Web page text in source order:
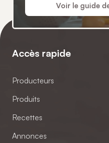
Voir le guide
Accès rapide
Producteurs
Produits
Recettes
Annonces